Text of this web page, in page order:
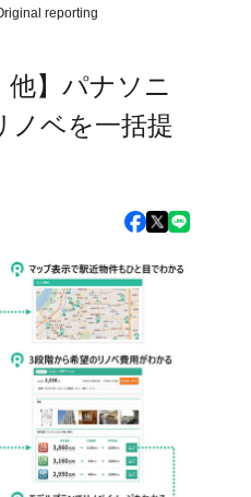
reporting
他】パナソニ
ノベを一括提